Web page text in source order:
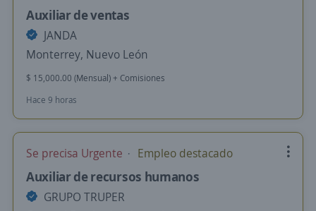
Auxiliar de ventas
JANDA
Monterrey, Nuevo León
$ 15,000.00 (Mensual) + Comisiones
Hace 9 horas
Se precisa Urgente Empleo destacado
Auxiliar de recursos humanos
GRUPO TRUPER